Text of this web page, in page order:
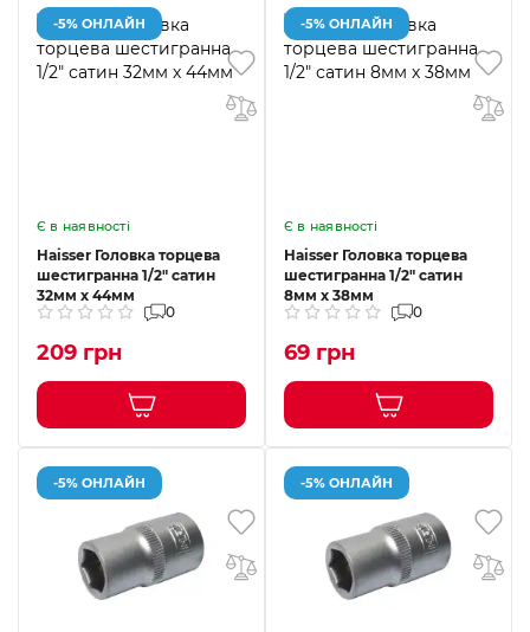
-5% ОНЛАЙН
Є в наявності
Haisser Головка торцева
шестигранна 1/2" сатин
32мм х 44мм
0
209 грн
-5% ОНЛАЙН
Є в наявності
Haisser Головка торцева
шестигранна 1/2" сатин
8мм х 38мм
0
69 грн
-5% ОНЛАЙН -5% ОНЛАЙН